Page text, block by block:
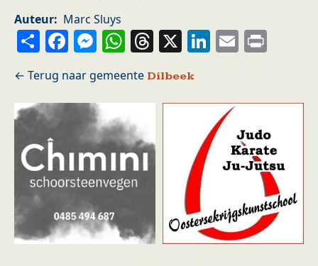
Auteur
Marc Sluys
ShareFacebook
Messenger
WhatsApp
Threads
X LinkedIn
Email
Dilbeek